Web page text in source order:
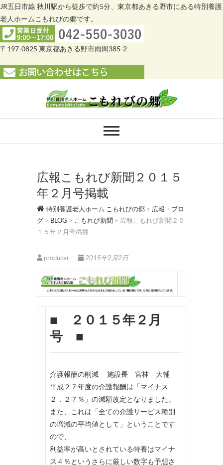
JR五日市線 秋川駅から徒歩で約5分、東京都あきる野市にある特別養護
老人ホームこもれびの郷です。
〒197-0825 東京都あきる野市雨間385-2
特別養護老人ホー
ム こもれびの郷
広報こもれび新聞２０１５
年２月号掲載
特別養護老人ホーム こもれびの郷 > 広報・ブロ
グ > BLOG > こもれび新聞 > 広報こもれび新聞２０
１５年２月号掲載
producer 2015年2月2日
■ ２０１５年２月
号 ■
介護報酬の削減 施設長 宮林 大輔
平成２７年度の介護報酬は「マイナス
２．２７％」の減額改定となりました。
また、これは「全ての介護サービス種別
の増減の平均値として」ということです
ので、
利益率が高いとされている特養はマイナ
ス４％というさらに厳しい数字も予想さ